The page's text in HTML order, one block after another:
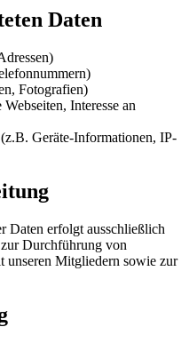
Daten
Fotografien)
Interesse an
Geräte-Informationen, IP-
Daten erfolgt ausschließlich
Durchführung von
Mitgliedern sowie zur